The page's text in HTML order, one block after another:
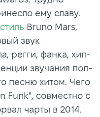
ему славу.
Bruno Mars,
звук
регги, фанка, хип-
звучания поп-
песню хитом. Чего
Funk", совместно с
чарты в 2014.